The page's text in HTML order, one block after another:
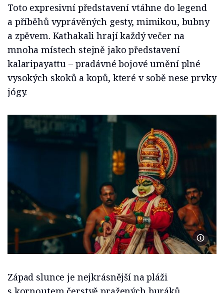
Toto expresivní představení vtáhne do legend
a příběhů vyprávěných gesty, mimikou, bubny
a zpěvem. Kathakali hrají každý večer na
mnoha místech stejně jako představení
kalaripayattu – pradávné bojové umění plné
vysokých skoků a kopů, které v sobě nese prvky
jógy.
Foto
Západ slunce je nejkrásnější na pláži